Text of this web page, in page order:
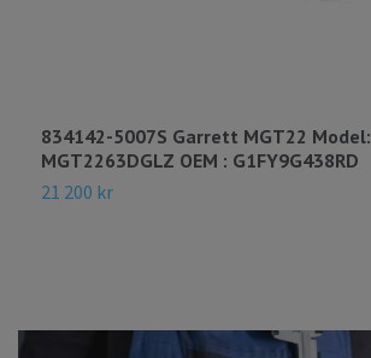
834142-5007S Garrett MGT22 Model:
MGT2263DGLZ OEM : G1FY9G438RD
21 200 kr